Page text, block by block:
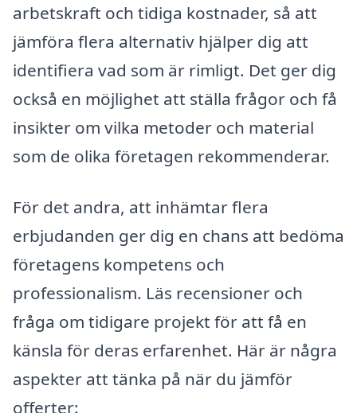
arbetskraft och tidiga kostnader, så att
jämföra flera alternativ hjälper dig att
identifiera vad som är rimligt. Det ger dig
också en möjlighet att ställa frågor och få
insikter om vilka metoder och material
som de olika företagen rekommenderar.
För det andra, att inhämtar flera
erbjudanden ger dig en chans att bedöma
företagens kompetens och
professionalism. Läs recensioner och
fråga om tidigare projekt för att få en
känsla för deras erfarenhet. Här är några
aspekter att tänka på när du jämför
offerter: